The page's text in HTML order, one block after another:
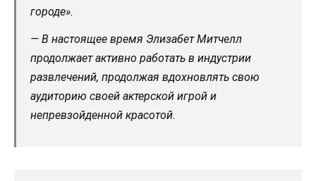
городе».
— В настоящее время Элизабет Митчелл
продолжает активно работать в индустрии
развлечений, продолжая вдохновлять свою
аудиторию своей актерской игрой и
непревзойденной красотой.